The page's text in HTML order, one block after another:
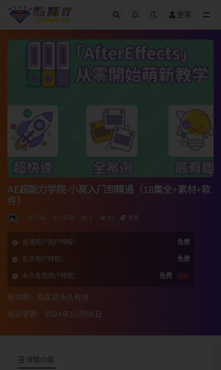
登录
AE超能力学院-小莫入门到精通（18集全+素材+软
件）
UI/产品 2年前 1 30 免费
普通用户用户特权： 免费
会员用户特权： 免费
永久会员用户特权： 免费 推荐
有效期：购买后永久有效
最近更新：2024年10月06日
详情介绍